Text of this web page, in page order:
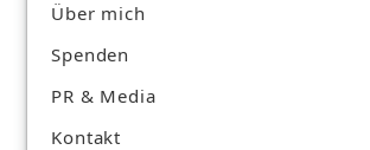
Über mich
Spenden
PR & Media
Kontakt